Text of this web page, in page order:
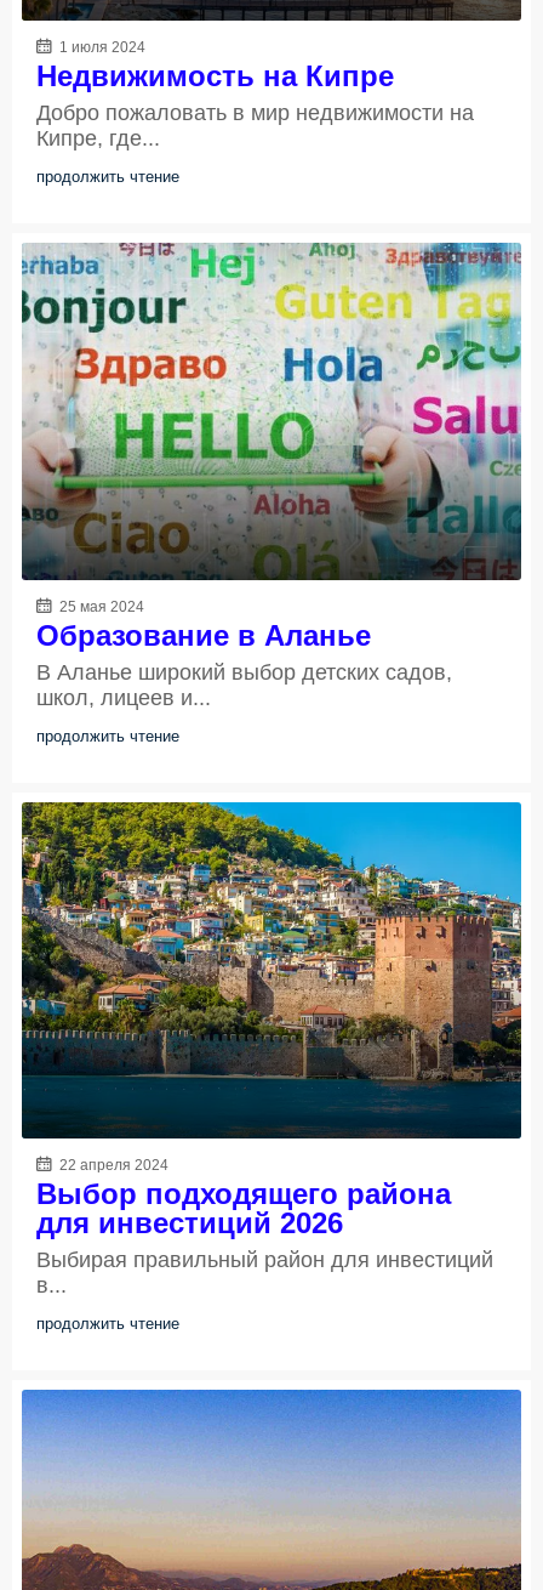
1 июля 2024
Недвижимость на Кипре
Добро пожаловать в мир недвижимости на
Кипре, где...
продолжить чтение
25 мая 2024
Образование в Аланье
В Аланье широкий выбор детских садов,
школ, лицеев и...
продолжить чтение
22 апреля 2024
Выбор подходящего района
для инвестиций 2026
Выбирая правильный район для инвестиций
в...
продолжить чтение